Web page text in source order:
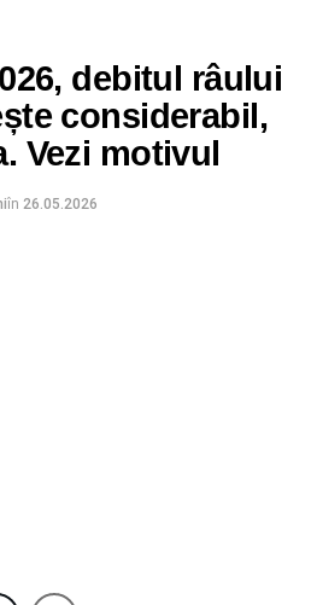
debitul râului
considerabil,
Vezi motivul
în 26.05.2026